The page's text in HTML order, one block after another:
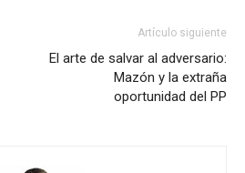
Artículo siguiente
El arte de salvar al adversario:
Mazón y la extraña
oportunidad del PP